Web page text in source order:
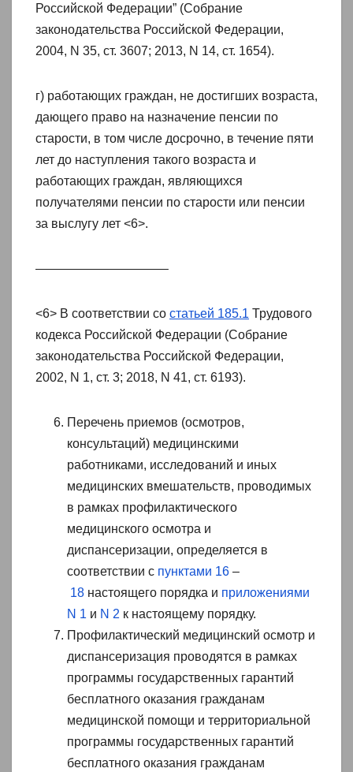
Российской Федерации” (Собрание
законодательства Российской Федерации,
2004, N 35, ст. 3607; 2013, N 14, ст. 1654).
г) работающих граждан, не достигших возраста,
дающего право на назначение пенсии по
старости, в том числе досрочно, в течение пяти
лет до наступления такого возраста и
работающих граждан, являющихся
получателями пенсии по старости или пенсии
за выслугу лет <6>.
——————————–
<6> В соответствии со статьей 185.1 Трудового
кодекса Российской Федерации (Собрание
законодательства Российской Федерации,
2002, N 1, ст. 3; 2018, N 41, ст. 6193).
Перечень приемов (осмотров,
консультаций) медицинскими
работниками, исследований и иных
медицинских вмешательств, проводимых
в рамках профилактического
медицинского осмотра и
диспансеризации, определяется в
соответствии с пунктами 16 –
18 настоящего порядка и приложениями
N 1 и N 2 к настоящему порядку.
Профилактический медицинский осмотр и
диспансеризация проводятся в рамках
программы государственных гарантий
бесплатного оказания гражданам
медицинской помощи и территориальной
программы государственных гарантий
бесплатного оказания гражданам